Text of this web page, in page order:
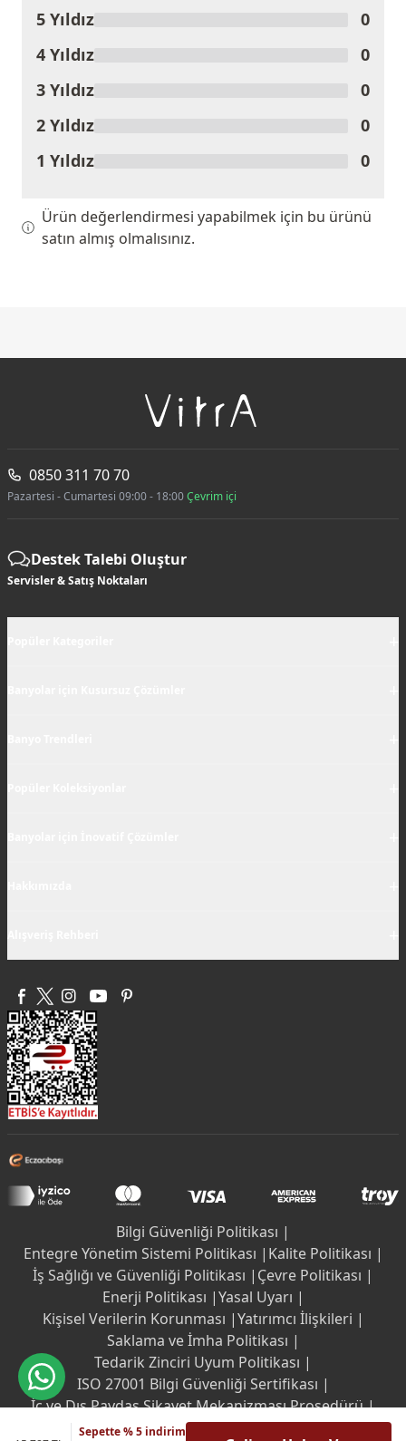
Ürünü Değerlendir
5 Yıldız
0
4 Yıldız
0
3 Yıldız
0
2 Yıldız
0
1 Yıldız
0
Ürün değerlendirmesi yapabilmek için bu ürünü
satın almış olmalısınız.
Sepette % 5 indirim
0850 311 70 70
Pazartesi - Cumartesi 09:00 - 18:00Çevrim içi
Destek Talebi Oluştur
Servisler & Satış Noktaları
Bilgi Güvenliği Politikası |
Entegre Yönetim Sistemi Politikası | Kalite Politikası |
İş Sağlığı ve Güvenliği Politikası | Çevre Politikası |
Enerji Politikası |Yasal Uyarı |
Kişisel Verilerin Korunması |Yatırımcı İlişkileri |
Saklama ve İmha Politikası |
Tedarik Zinciri Uyum Politikası |
ISO 27001 Bilgi Güvenliği Sertifikası |
İç ve Dış Paydaş Şikayet Mekanizması Prosedürü |
Etik İlkeler